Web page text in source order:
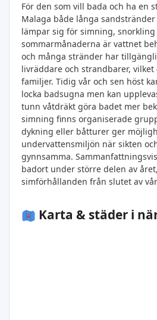
För den som vill bada och ha en
Malaga både långa
lämpar sig för simning,
sommarmånaderna är vattnet
och många stränder har
livräddare och strandbarer,
familjer. Tidig vår och sen höst
locka badsugna men kan
tunn våtdräkt göra badet mer
simning finns organiserade
dykning eller båtturer ger
undervattensmiljön när sikten
gynnsamma.
badort under större delen av
simförhållanden från slutet av
Karta & städer i